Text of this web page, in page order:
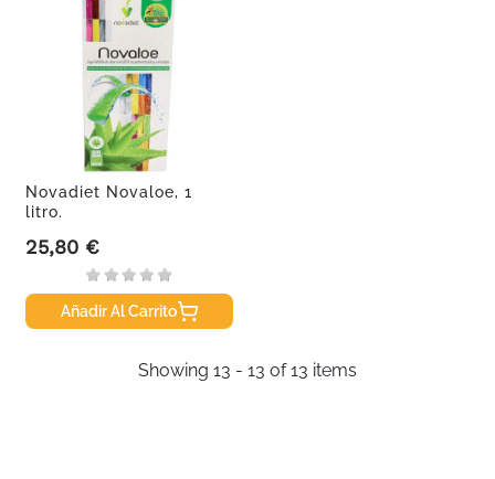
Novadiet Novaloe, 1
litro.
Precio
25,80 €
Añadir Al Carrito
Showing 13 - 13 of 13 items